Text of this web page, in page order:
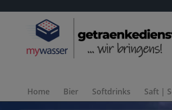
Home Bier Softdrinks Saft |